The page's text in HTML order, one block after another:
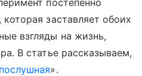
заставляет обоих
взгляды на жизнь,
В статье рассказываем,
».